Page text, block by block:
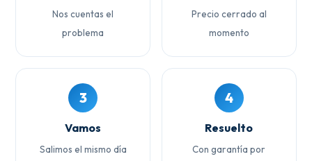
Nos cuentas el
problema
Precio cerrado al
momento
3
Vamos
Salimos el mismo día
4
Resuelto
Con garantía por